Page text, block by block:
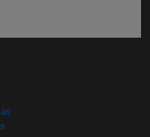
ventana)
(abre en nueva ventana)
(abre en nueva ventana)